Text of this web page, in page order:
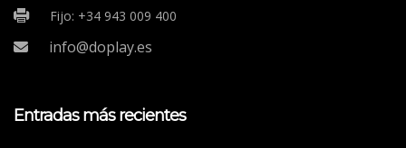
Fijo: +34 943 009 400
info@doplay.es
Entradas más recientes